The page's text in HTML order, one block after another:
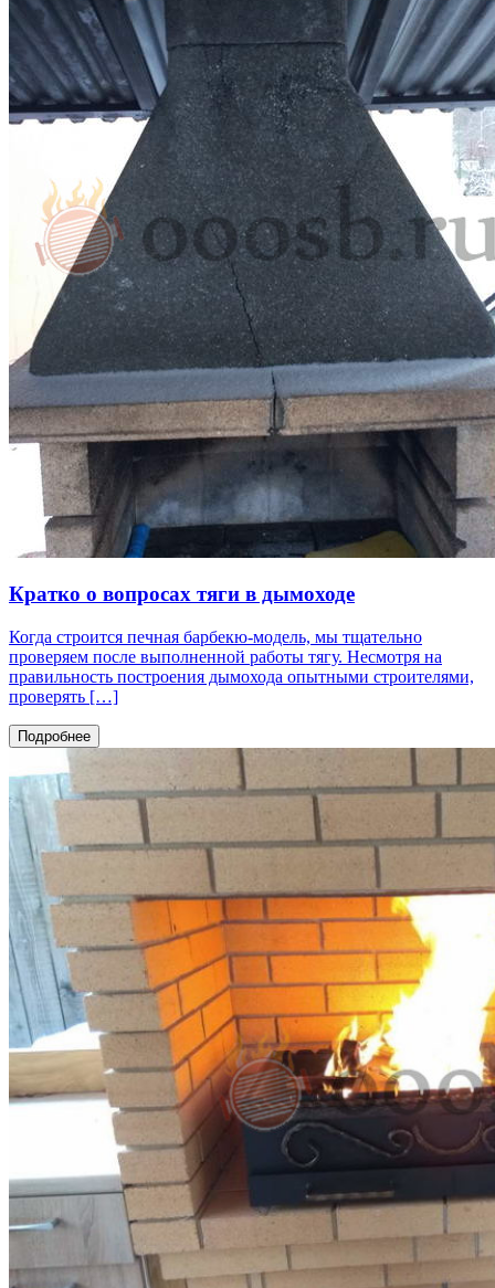
Кратко о вопросах тяги в дымоходе
Когда строится печная барбекю-модель, мы тщательно
проверяем после выполненной работы тягу. Несмотря на
правильность построения дымохода опытными строителями,
проверять […]
Подробнее